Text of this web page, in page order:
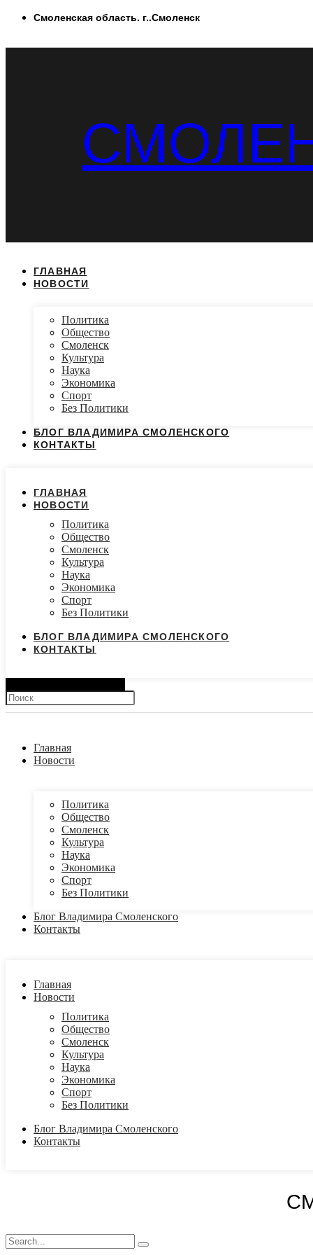
ПерейтиСмоленская область. г..Смоленск
ГЛАВНАЯ
НОВОСТИ
Политика
Общество
Смоленск
Культура
Наука
Экономика
Спорт
Без Политики
БЛОГ ВЛАДИМИРА СМОЛЕНСКОГО
КОНТАКТЫ
ГЛАВНАЯ
НОВОСТИ
Политика
Общество
Смоленск
Культура
Наука
Экономика
Спорт
Без Политики
БЛОГ ВЛАДИМИРА СМОЛЕНСКОГО
КОНТАКТЫ
Главная
Новости
Политика
Общество
Смоленск
Культура
Наука
Экономика
Спорт
Без Политики
Блог Владимира Смоленского
Контакты
Главная
Новости
Политика
Общество
Смоленск
Культура
Наука
Экономика
Спорт
Без Политики
Блог Владимира Смоленского
Контакты